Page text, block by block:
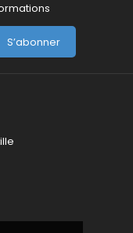
S’abonner